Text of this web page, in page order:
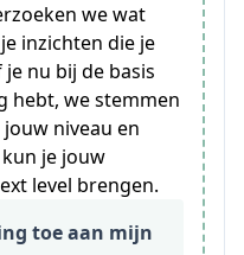
we wat
inzichten die je
nu bij de basis
hebt, we stemmen
niveau en
je jouw
level brengen.
toe aan mijn